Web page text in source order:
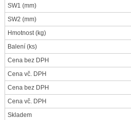
SW1 (mm)
SW2 (mm)
Hmotnost(kg)
Balení (ks)
Cena bez DPH
Cena vč. DPH
Cena bez DPH
Cena vč. DPH
Skladem